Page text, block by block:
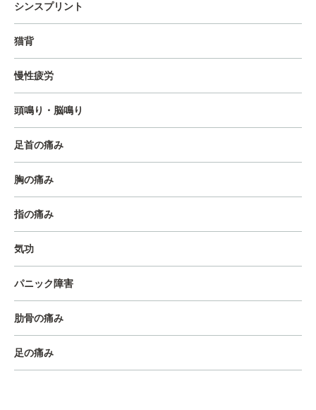
シンスプリント
猫背
慢性疲労
頭鳴り・脳鳴り
足首の痛み
胸の痛み
指の痛み
気功
パニック障害
肋骨の痛み
足の痛み